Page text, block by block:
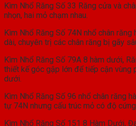
Kìm Nhổ Răng Số 33 Răng cửa và
nhọn, hai mỏ chạm nhau.
Kìm Nhổ Răng Số 74N nhổ chân răng
dài, chuyên trị các chân răng bị gãy
Kìm Nhổ Răng Số 79A 8 hàm dưới,
thiết kế góc gập lớn để tiếp cận vùng
dưới.
Kìm Nhổ Răng Số 96 nhổ chân răng
tự 74N nhưng cấu trúc mỏ có độ
Kìm Nhổ Răng Số 151 8 Hàm Dưới,